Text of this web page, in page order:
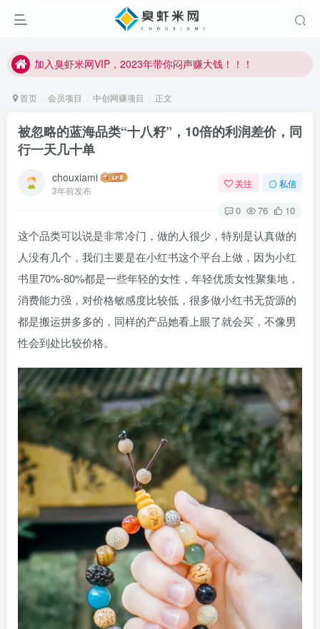
加入臭虾米网VIP，2023年带你闷声赚大钱！！！
加入臭虾米网VIP，2023年带你闷声赚大钱！！！
首页 会员项目 中创网赚项目 正文
被忽略的蓝海品类“十八籽”，10倍的利润差价，同
行一天几十单
chouxiami
3年前发布
关注 私信
0 76 10
这个品类可以说是非常冷门，做的人很少，特别是认真做的
人没有几个，我们主要是在小红书这个平台上做，因为小红
书里70%-80%都是一些年轻的女性，年轻优质女性聚集地，
消费能力强，对价格敏感度比较低，很多做小红书无货源的
都是搬运拼多多的，同样的产品她看上眼了就会买，不像男
性会到处比较价格。